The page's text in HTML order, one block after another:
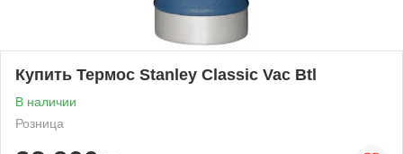
Купить Термос Stanley Classic Vac Btl
В наличии
Розница